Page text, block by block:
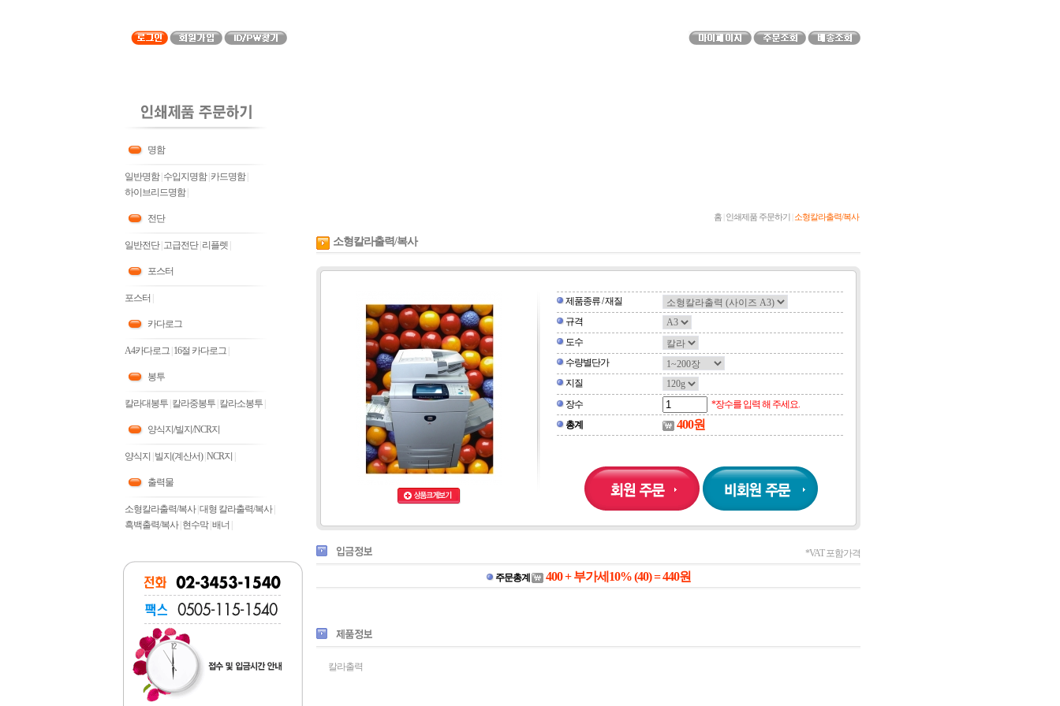
명함
일반명함| 수입지명함| 카드명함|
하이브리드명함|
전단
일반전단| 고급전단| 리플렛
포스터
포스터
카다로그
A4카다로그 16절 카다로그
봉투
칼라대봉투 칼라중봉투 칼라소봉투
양식지/빌지/NCR지
양식지 빌지(계산서)| NCR지
출력물
소형칼라출력/복사| 대형 칼라출력/복사|
흑백출력/복사| 현수막| 배너
홈 인쇄제품 주문하기 소형칼라출력/복사
소형칼라출력/복사
제품종류 / 재질
규격
도수
수량별단가
지질
장수
*장수를 입력 해 주세요.
총계
400원
*VAT 포함가격
주문총계 400 + 부가세10% (40) = 440원
칼라출력